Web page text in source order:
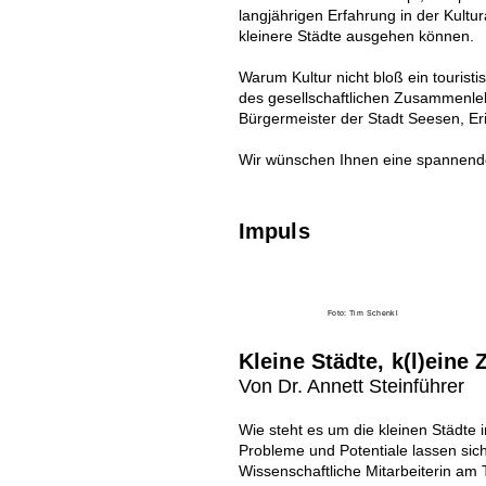
langjährigen Erfahrung in der
kleinere Städte ausgehen können.
Warum Kultur nicht bloß ein
des gesellschaftlichen
Bürgermeister der Stadt Seesen,
Wir wünschen Ihnen eine
Impuls
Foto: Tim Schenkl
Kleine Städte, k(l)eine
Von Dr. Annett Steinführer
Wie steht es um die kleinen Städte
Probleme und Potentiale lassen
Wissenschaftliche Mitarbeiterin